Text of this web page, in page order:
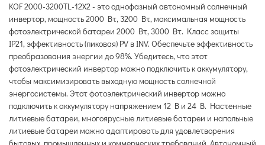
KOF 2000-3200TL-12X2 - это однофазный автономный солнечный
инвертор, мощность 2000 Вт, 3200 Вт, максимальная мощность
фотоэлектрической батареи 2000 Вт, 3000 Вт. Класс защиты
IP21, эффективность (пиковая) PV в INV. Обеспечьте эффективность
преобразования энергии до 98%. Убедитесь, что этот
фотоэлектрический инвертор можно подключить к аккумулятору,
чтобы максимизировать выходную мощность солнечной
энергосистемы. Этот фотоэлектрический инвертор можно
подключить к аккумулятору напряжением 12 В и 24 В. Настенные
литиевые батареи, многоярусные литиевые батареи и напольные
литиевые батареи можно адаптировать для удовлетворения